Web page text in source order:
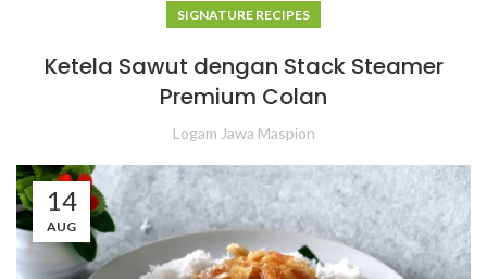
SIGNATURE RECIPES
Ketela Sawut dengan Stack Steamer
Premium Colan⁣⁣
Logam Jawa Maspion
14
AUG